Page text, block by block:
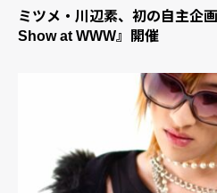
ミツメ・川辺素、初の自主企
Show at WWW』開催